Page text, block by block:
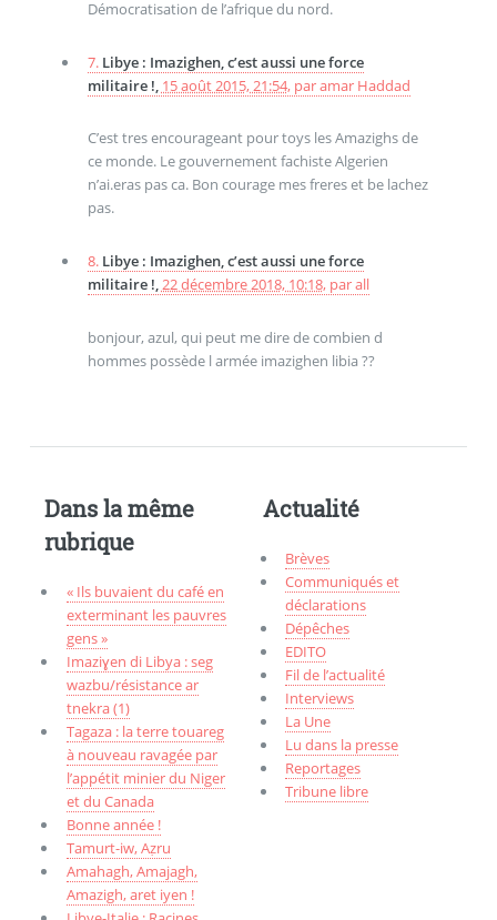
Démocratisation de l’afrique du nord.
7. Libye : Imazighen, c’est aussi une force
militaire !, 15 août 2015, 21:54, paramar Haddad
C’est tres encourageant pour toys les Amazighs de
ce monde. Le gouvernement fachiste Algerien
n’ai.eras pas ca. Bon courage mes freres et be lachez
pas.
8. Libye : Imazighen, c’est aussi une force
militaire !,22 décembre 2018, 10:18, parall
bonjour, azul, qui peut me dire de combien d
hommes possède l armée imazighen libia ??
Dans la même
rubrique
« Ils buvaient du café en
exterminant les pauvres
gens »
Imaziɣen di Libya : seg
wazbu/résistance ar
tnekra (1)
Tagaza : la terre touareg
à nouveau ravagée par
l’appétit minier du Niger
et du Canada
Bonne année !
Tamurt-iw, Aẓru
Amahagh, Amajagh,
Amazigh, aret iyen !
Actualité
Brèves
Communiqués et
déclarations
Dépêches
EDITO
Fil de l’actualité
Interviews
La Une
Lu dans la presse
Reportages
Tribune libre